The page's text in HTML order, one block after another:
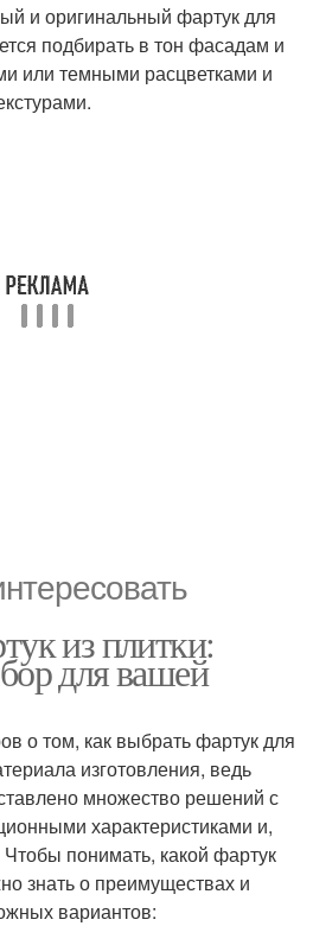
и оригинальный фартук для
подбирать в тон фасадам и
или темными расцветками и
из плитки:
для вашей
о том, как выбрать фартук для
изготовления, ведь
множество решений с
характеристиками и,
понимать, какой фартук
знать о преимуществах и
вариантов: